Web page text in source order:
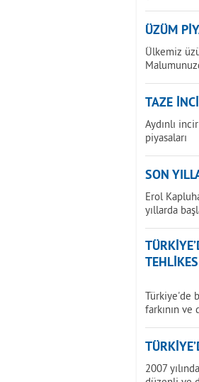
ÜZÜM
Ülkemiz
TAZE
Aydınlı
piyasaları
SON
Erol
yıllarda
Türkiye'de
farkının ve
2007